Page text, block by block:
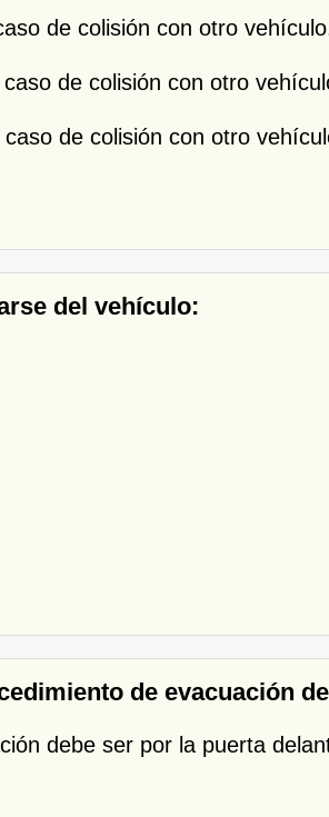
de colisión con otro
de colisión con otro
de colisión con otro
del vehículo:
de evacuación
debe ser por la puerta